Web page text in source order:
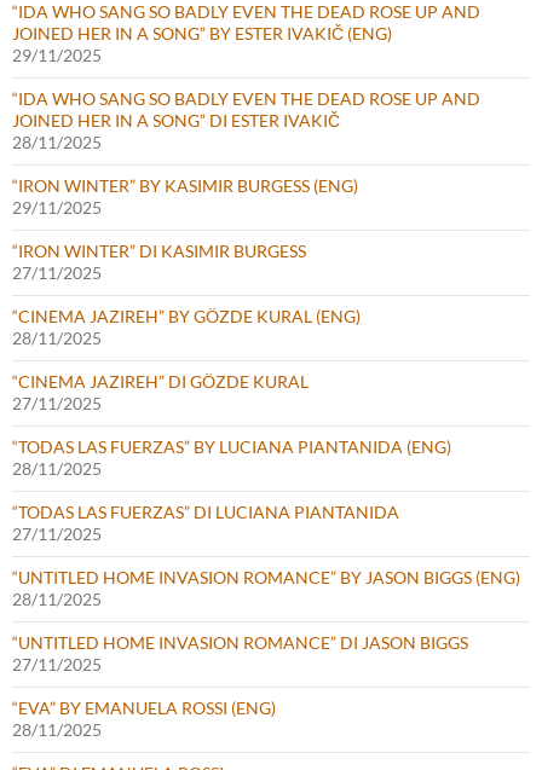
“IDA WHO SANG SO BADLY EVEN THE DEAD ROSE UP AND
JOINED HER IN A SONG” BY ESTER IVAKIČ (ENG)
29/11/2025
“IDA WHO SANG SO BADLY EVEN THE DEAD ROSE UP AND
JOINED HER IN A SONG” DI ESTER IVAKIČ
28/11/2025
“IRON WINTER” BY KASIMIR BURGESS (ENG)
29/11/2025
“IRON WINTER” DI KASIMIR BURGESS
27/11/2025
“CINEMA JAZIREH” BY GÖZDE KURAL (ENG)
28/11/2025
“CINEMA JAZIREH” DI GÖZDE KURAL
27/11/2025
“TODAS LAS FUERZAS” BY LUCIANA PIANTANIDA (ENG)
28/11/2025
“TODAS LAS FUERZAS” DI LUCIANA PIANTANIDA
27/11/2025
“UNTITLED HOME INVASION ROMANCE” BY JASON BIGGS (ENG)
28/11/2025
“UNTITLED HOME INVASION ROMANCE” DI JASON BIGGS
27/11/2025
“EVA” BY EMANUELA ROSSI (ENG)
28/11/2025